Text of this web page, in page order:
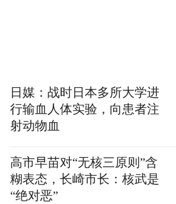
起来纯黑LOGO看起来更加
次感。
日媒：战时日本多所大学进
行输血人体实验，向患者注
射动物血
高市早苗对“无核三原则”含
糊表态，长崎市长：核武是
“绝对恶”